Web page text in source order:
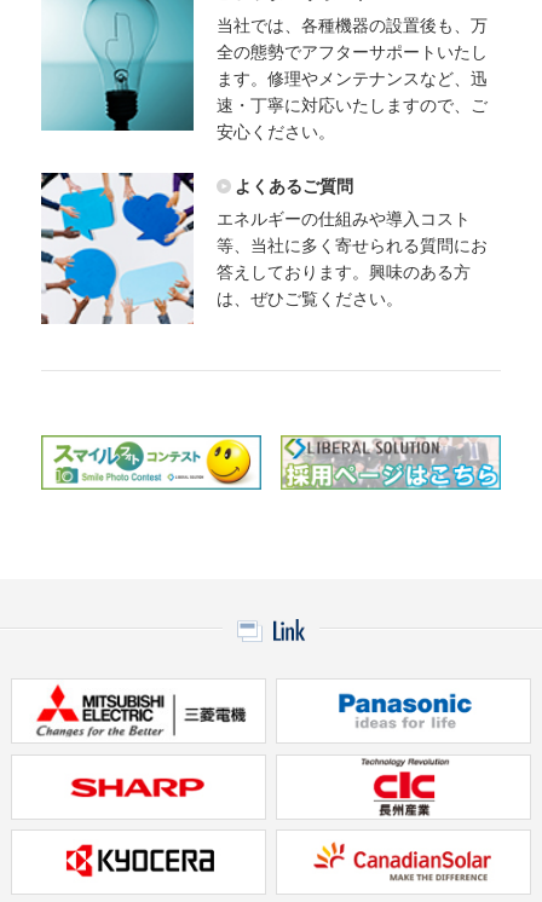
2020/11/25
代表電話番号受付への自動応答電話導入のお知らせ
2020/04/20
在宅勤務（リモートワーク）への移行決定について
札幌支社開設のお知らせ
2020/02/15
プライバシーマーク取得のお知らせ
2019/04/27
にご注意ください
消費者庁ならびに太陽光発電協会「住宅用太陽光発電シ
ステムから発生した火災事故等」調査報告書を受けて
海外事業：チリのアタカマ砂漠への太陽光発電・蓄電池
2018/11/22
静岡支社開設のお知らせ
2018/11/03
福岡支社開設のお知らせ
2018/04/16
表彰状と感謝状をいただきました
当社では、各種機器の設置後も、万
全の態勢でアフターサポートいたし
ます。修理やメンテナンスなど、迅
速・丁寧に対応いたしますので、ご
安心ください。
よくあるご質問
エネルギーの仕組みや導入コスト
等、当社に多く寄せられる質問にお
答えしております。興味のある方
は、ぜひご覧ください。